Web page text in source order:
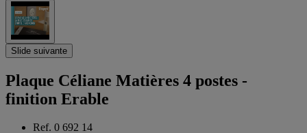
Slide suivante
Plaque Céliane Matières 4 postes -
finition Erable
Ref. 0 692 14